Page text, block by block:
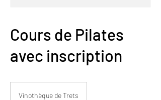
Cours de Pilates
avec inscription
Vinothèque de Trets